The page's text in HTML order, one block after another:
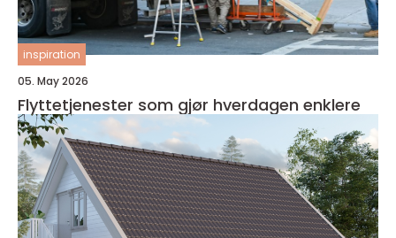
inspiration
05. May 2026
Flyttetjenester som gjør hverdagen enklere